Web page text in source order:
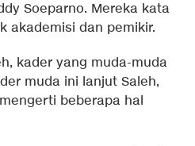
Soeparno. Mereka kata
akademisi dan pemikir.
kader yang muda-muda
muda ini lanjut Saleh,
beberapa hal